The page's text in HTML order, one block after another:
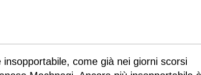
come già nei giorni scorsi